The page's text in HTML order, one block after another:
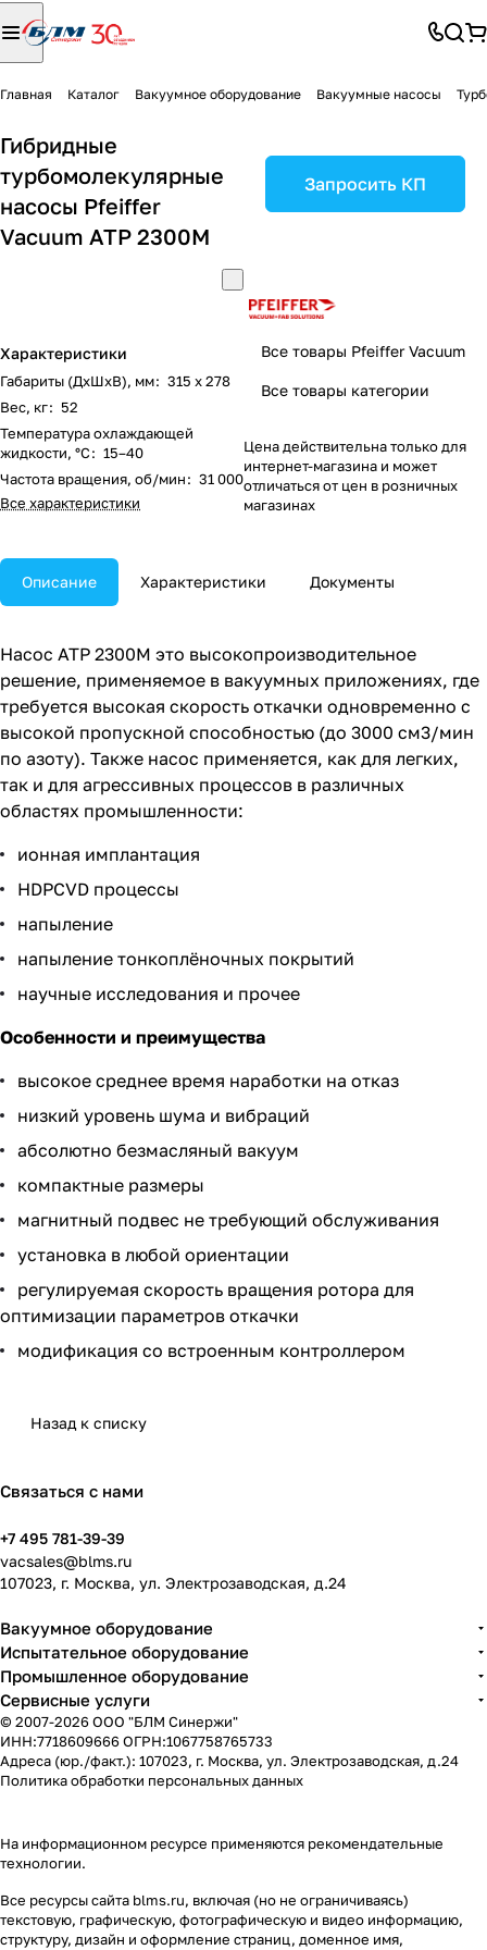
Главная Каталог Вакуумное оборудование Вакуумные насосы
Гибридные
турбомолекулярные
насосы Pfeiffer
Vacuum ATP 2300M
Характеристики
Габариты (ДxШxВ), мм: 315 x 278
Вес, кг: 52
Температура охлаждающей
жидкости, °C: 15–40
Частота вращения, об/мин: 31 000
Все характеристики
Запросить КП
Все товары Pfeiffer Vacuum
Все товары категории
Цена действительна только для
интернет-магазина и может
отличаться от цен в розничных
магазинах
Описание Характеристики Документы
Насос ATP 2300M это высокопроизводительное
решение, применяемое в вакуумных приложениях, где
требуется высокая скорость откачки одновременно с
высокой пропускной способностью (до 3000 см3/мин
по азоту). Также насос применяется, как для легких,
так и для агрессивных процессов в различных
областях промышленности:
ионная имплантация
HDPCVD процессы
напыление
напыление тонкоплёночных покрытий
научные исследования и прочее
Особенности и преимущества
высокое среднее время наработки на отказ
низкий уровень шума и вибраций
абсолютно безмасляный вакуум
компактные размеры
магнитный подвес не требующий обслуживания
установка в любой ориентации
регулируемая скорость вращения ротора для
оптимизации параметров откачки
модификация со встроенным контроллером
Назад к списку
Связаться с нами
+7 495 781-39-39
vacsales@blms.ru
107023, г. Москва, ул. Электрозаводская, д.24
Вакуумное оборудование
Испытательное оборудование
Промышленное оборудование
Сервисные услуги
© 2007-2026 ООО "БЛМ Синержи"
ИНН:7718609666 ОГРН:1067758765733
Адреса (юр./факт.): 107023, г. Москва, ул. Электрозаводская, д.24
Политика обработки персональных данных
На информационном ресурсе применяются рекомендательные
технологии.
Все ресурсы сайта blms.ru, включая (но не ограничиваясь)
текстовую, графическую, фотографическую и видео информацию,
структуру, дизайн и оформление страниц, доменное имя,